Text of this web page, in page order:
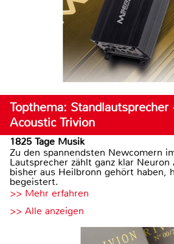
Topthema: Standlautsprecher
Acoustic Trivion
1825 Tage Musik
Zu den spannendsten Newcomern
Lautsprecher zählt ganz klar
bisher aus Heilbronn gehört haben,
begeistert.
>> Mehr erfahren
>> Alle anzeigen